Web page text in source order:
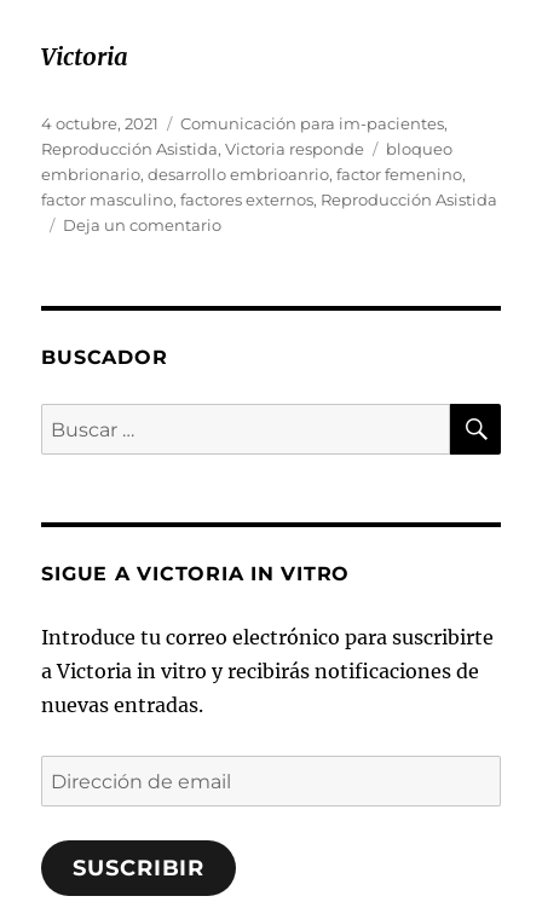
Victoria
Publicado
el
4 octubre, 2021 Categorías
Comunicación para im-pacientes,
Reproducción Asistida,Victoria responde Etiquetas
bloqueo
embrionario,desarrollo embrioanrio,factor femenino,
factor masculino,factores externos, Reproducción Asistida
Deja un comentarioen
BUSCADOR
Buscar
por:
SIGUE A VICTORIA IN VITRO
Introduce tu correo electrónico para suscribirte
a Victoria in vitro y recibirás notificaciones de
nuevas entradas.
Dirección
de
email
SUSCRIBIR